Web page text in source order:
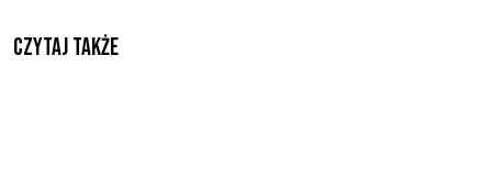
Czytaj także